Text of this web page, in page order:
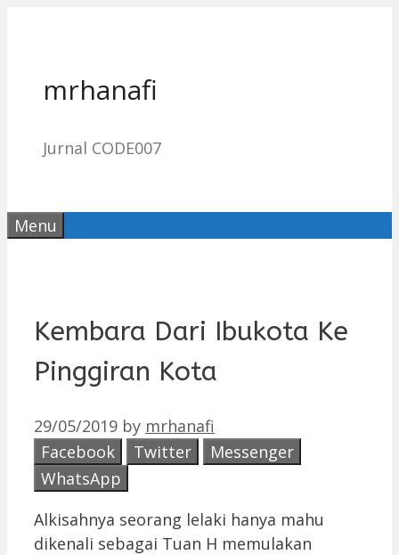
mrhanafi
Jurnal CODE007
Menu
Kembara Dari Ibukota Ke
Pinggiran Kota
29/05/2019 by mrhanafi
Facebook
Twitter
Messenger
WhatsApp
Alkisahnya seorang lelaki hanya mahu
dikenali sebagai Tuan H memulakan